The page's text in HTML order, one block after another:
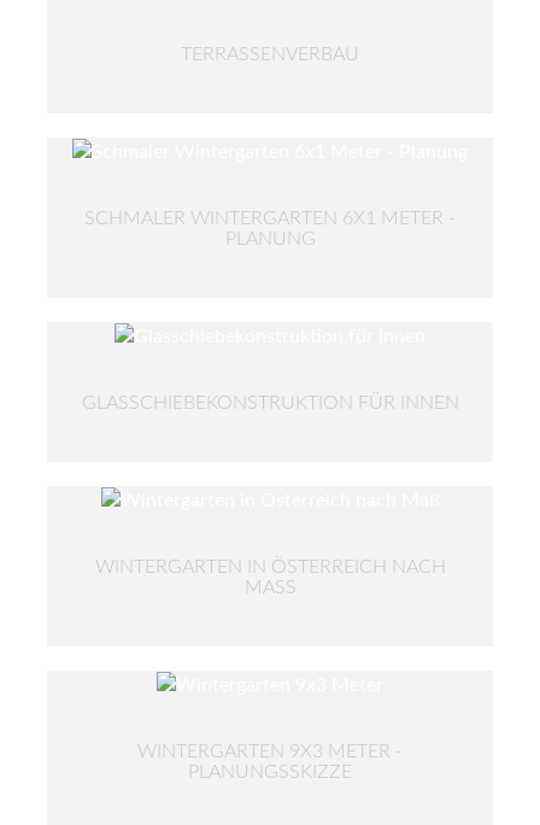
TERRASSENVERBAU
SCHMALER WINTERGARTEN 6X1 METER -
PLANUNG
GLASSCHIEBEKONSTRUKTION FÜR INNEN
WINTERGARTEN IN ÖSTERREICH NACH
MASS
WINTERGARTEN 9X3 METER -
PLANUNGSSKIZZE